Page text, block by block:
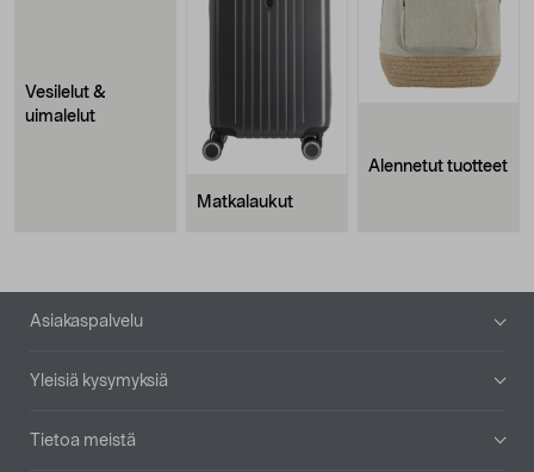
Vesilelut &
uimalelut
Matkalaukut
Alennetut tuotteet
Alatunniste
Asiakaspalvelu
Yleisiä kysymyksiä
Tietoa meistä